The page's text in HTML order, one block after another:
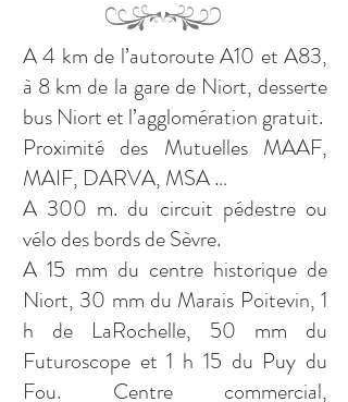
A 4 km de l’autoroute A10 et A83,
à 8 km de la gare de Niort, desserte
bus Niort et l’agglomération gratuit.
Proximité des Mutuelles MAAF,
MAIF, DARVA, MSA …
A 300 m. du circuit pédestre ou
vélo des bords de Sèvre.
A 15 mm du centre historique de
Niort, 30 mm du Marais Poitevin, 1
h de LaRochelle, 50 mm du
Futuroscope et 1 h 15 du Puy du
Fou. Centre commercial,